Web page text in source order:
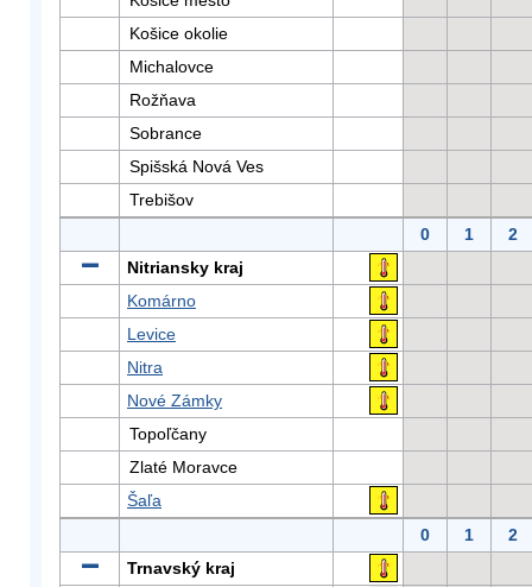
Košice okolie
Michalovce
Rožňava
Sobrance
Spišská Nová Ves
Trebišov
0
1
2
Nitriansky kraj
Komárno
Levice
Nitra
Nové Zámky
Topoľčany
Zlaté Moravce
Šaľa
0
1
2
Trnavský kraj